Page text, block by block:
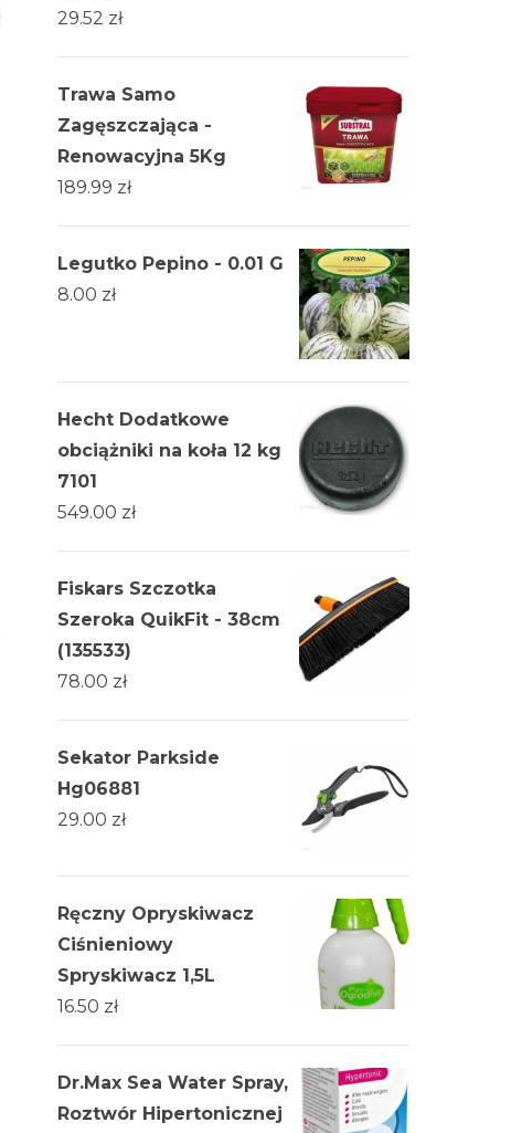
29.52 zł
Trawa Samo
Zagęszczająca -
Renowacyjna 5Kg
189.99 zł
Legutko Pepino - 0.01 G
8.00 zł
Hecht Dodatkowe
obciążniki na koła 12 kg
7101
549.00 zł
Fiskars Szczotka
Szeroka QuikFit - 38cm
(135533)
78.00 zł
Sekator Parkside
Hg06881
29.00 zł
Ręczny Opryskiwacz
Ciśnieniowy
Spryskiwacz 1,5L
16.50 zł
Dr.Max Sea Water Spray,
Roztwór Hipertonicznej